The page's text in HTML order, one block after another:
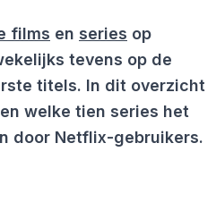
films en series op
tevens op de
titels. In dit overzicht
welke tien series het
door Netflix-gebruikers.